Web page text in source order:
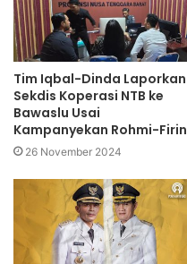
Tim Iqbal-Dinda Laporkan
Sekdis Koperasi NTB ke
Bawaslu Usai
Kampanyekan Rohmi-Firin
26 November 2024